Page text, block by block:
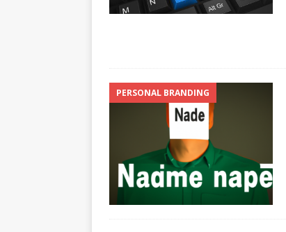
PERSONAL BRANDING